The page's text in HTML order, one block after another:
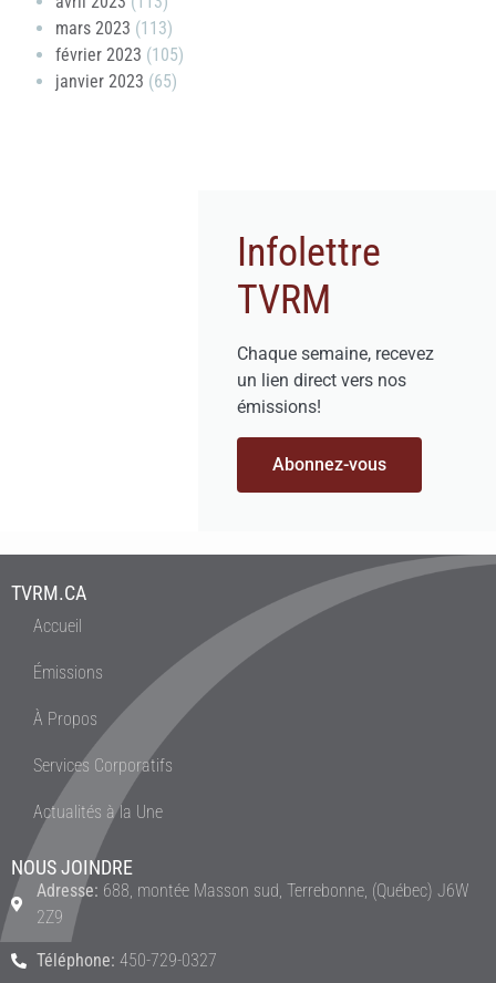
mars 2023 (113)
février 2023 (105)
janvier 2023 (65)
Infolettre
TVRM
Chaque semaine, recevez
un lien direct vers nos
émissions!
Abonnez-vous
TVRM.CA
Accueil
Émissions
À Propos
Services Corporatifs
Actualités à la Une
NOUS JOINDRE
Adresse: 688, montée Masson sud, Terrebonne, (Québec) J6W
2Z9
Téléphone: 450-729-0327